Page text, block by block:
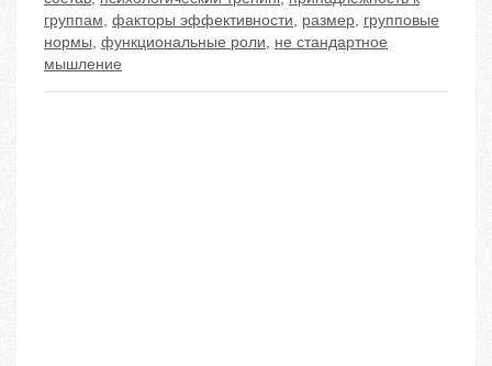
группам, факторы эффективности, размер, групповые
нормы, функциональные роли, не стандартное
мышление